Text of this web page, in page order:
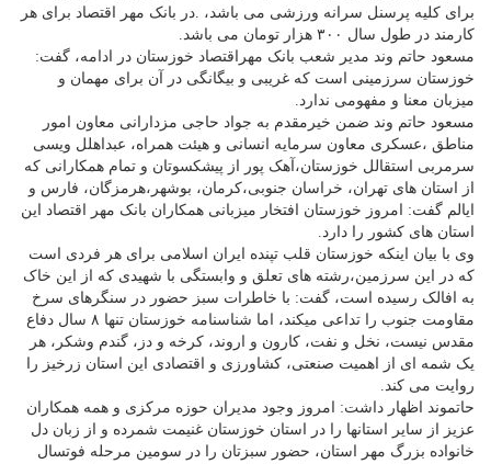
برای کلیه پرسنل سرانه ورزشی می باشد، .در بانک مهر اقتصاد برای هر
کارمند در طول سال ۳۰۰ هزار تومان می باشد.
مسعود حاتم وند مدیر شعب بانک مهراقتصاد خوزستان در ادامه، گفت:
خوزستان سرزمینی است که غریبی و بیگانگی در آن برای مهمان و
میزبان معنا و مفهومی ندارد.
مسعود حاتم وند ضمن خیرمقدم به جواد حاجی مزدارانی معاون امور
مناطق ،عسکری معاون سرمایه انسانی و هیئت همراه، عبداهلل ویسی
سرمربی استقالل خوزستان،آهک پور از پیشکسوتان و تمام همکارانی که
از استان های تهران، خراسان جنوبی،کرمان، بوشهر،هرمزگان، فارس و
ایالم گفت: امروز خوزستان افتخار میزبانی همکاران بانک مهر اقتصاد این
استان های کشور را دارد.
وی با بیان اینکه خوزستان قلب تپنده ایران اسلامی برای هر فردی است
که در این سرزمین،رشته های تعلق و وابستگی با شهیدی که از این خاک
به افالک رسیده است، گفت: با خاطرات سبز حضور در سنگرهای سرخ
مقاومت جنوب را تداعی میکند، اما شناسنامه خوزستان تنها ۸ سال دفاع
مقدس نیست، نخل و نفت، کارون و اروند، کرخه و دز، گندم وشکر، هر
یک شمه ای از اهمیت صنعتی، کشاورزی و اقتصادی این استان زرخیز را
روایت می کند.
حاتموند اظهار داشت: امروز وجود مدیران حوزه مرکزی و همه همکاران
عزیز از سایر استانها را در استان خوزستان غنیمت شمرده و از زبان دل
خانواده بزرگ مهر استان، حضور سبزتان را در سومین مرحله فوتسال